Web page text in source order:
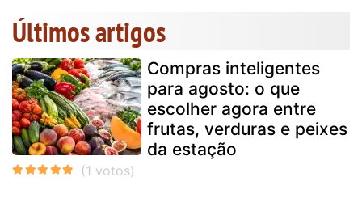
Últimos artigos
Compras inteligentes
para agosto: o que
escolher agora entre
frutas, verduras e peixes
da estação